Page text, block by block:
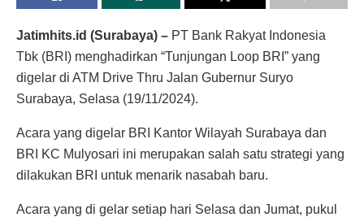
Jatimhits.id (Surabaya) – PT Bank Rakyat Indonesia
Tbk (BRI) menghadirkan “Tunjungan Loop BRI” yang
digelar di ATM Drive Thru Jalan Gubernur Suryo
Surabaya, Selasa (19/11/2024).
Acara yang digelar BRI Kantor Wilayah Surabaya dan
BRI KC Mulyosari ini merupakan salah satu strategi yang
dilakukan BRI untuk menarik nasabah baru.
Acara yang di gelar setiap hari Selasa dan Jumat, pukul